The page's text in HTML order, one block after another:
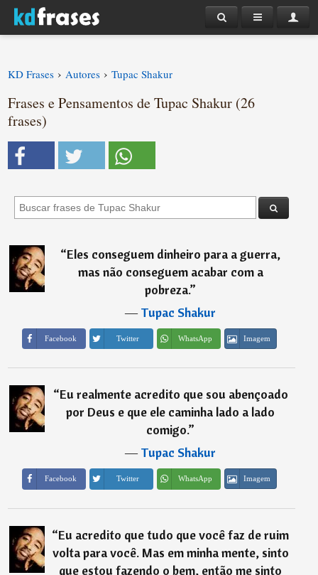
KD Frases › Autores › Tupac Shakur
Frases e Pensamentos de Tupac Shakur (26
frases)
“Eles conseguem dinheiro para a guerra,
mas não conseguem acabar com a
pobreza.”
―Tupac Shakur
Facebook Twitter WhatsApp Imagem
“Eu realmente acredito que sou abençoado
por Deus e que ele caminha lado a lado
comigo.”
―Tupac Shakur
Facebook Twitter WhatsApp Imagem
“Eu acredito que tudo que você faz de ruim
volta para você. Mas em minha mente, sinto
que estou fazendo o bem, então me sinto